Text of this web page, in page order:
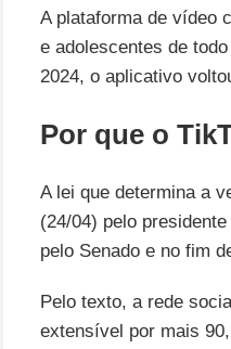
A plataforma de vídeo
e adolescentes de
2024, o aplicativo
Por que o
A lei que determina a
(24/04) pelo
pelo Senado e no fim
Pelo texto, a rede
extensível por mais